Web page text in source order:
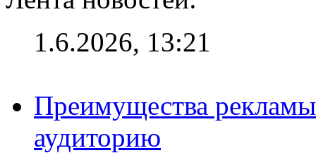
1.6.2026, 13:21
Преимущества
аудиторию